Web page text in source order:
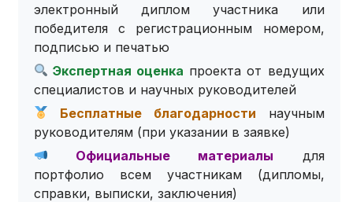
электронный диплом участника или
победителя с регистрационным номером,
подписью и печатью
Экспертная оценка проекта от ведущих
специалистов и научных руководителей
Бесплатные благодарности научным
руководителям (при указании в заявке)
Официальные материалы для
портфолио всем участникам (дипломы,
справки, выписки, заключения)